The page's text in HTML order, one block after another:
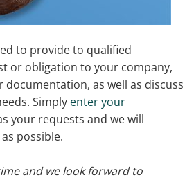
to provide to qualified
or obligation to your company,
as well as discuss
Simply enter your
your requests and we will
possible.
and we look forward to